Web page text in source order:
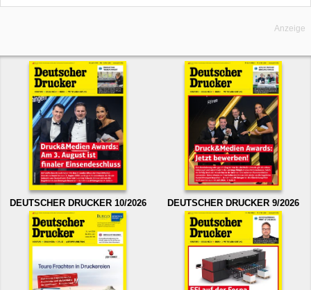
Anzeige
DEUTSCHER DRUCKER 10/2026 DEUTSCHER DRUCKER 9/2026